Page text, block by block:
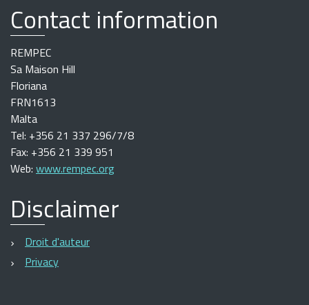
Contact information
REMPEC
Sa Maison Hill
Floriana
FRN1613
Malta
Tel: +356 21 337 296/7/8
Fax: +356 21 339 951
Web: www.rempec.org
Disclaimer
Droit d'auteur
Privacy